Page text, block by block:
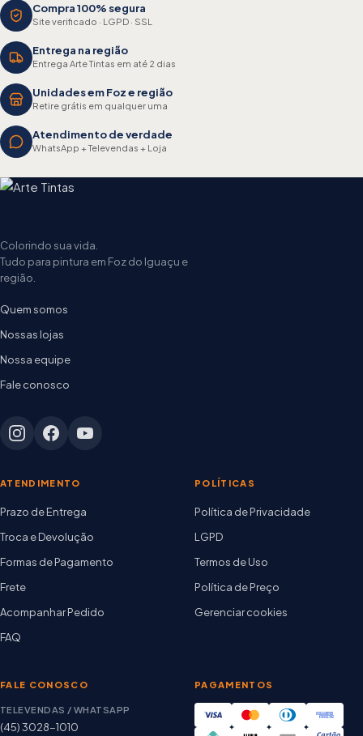
Compra 100% segura
Site verificado · LGPD · SSL
Entrega na região
Entrega Arte Tintas em até 2 dias
Unidades em Foz e região
Retire grátis em qualquer uma
Atendimento de verdade
WhatsApp + Televendas + Loja
Colorindo sua vida.
Tudo para pintura em Foz do Iguaçu e
região.
Quem somos
Nossas lojas
Nossa equipe
Fale conosco
ATENDIMENTO
Prazo de Entrega
Troca e Devolução
Formas de Pagamento
Frete
Acompanhar Pedido
FAQ
POLÍTICAS
Política de Privacidade
LGPD
Termos de Uso
Política de Preço
Gerenciar cookies
FALE CONOSCO
TELEVENDAS / WHATSAPP
(45) 3028-1010
PAGAMENTOS